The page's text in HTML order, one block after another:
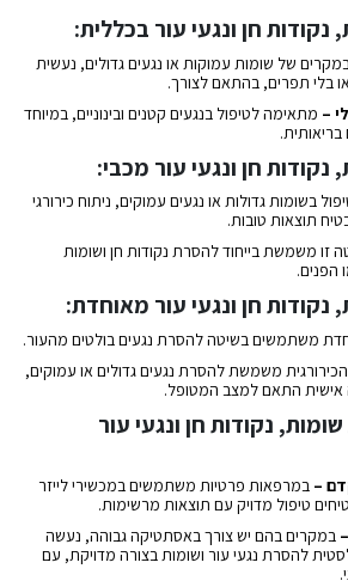
חן ונגעי עור בכללית:
במקרים של שומות עמוקות או נגעים גדולים, נעשית
בלי תפרים, בהתאם לצורך.
– מתאימה לטיפול בנגעים קטנים ובינוניים, במיוחד
חן ונגעי עור מכבי:
בשומות גדולות או נגעים עמוקים, ניתוח כירורגי
תוצאות טובות.
זו משמשת בייחוד להסרת נקודות חן ושומות
הפנים.
חן ונגעי עור מאוחדת:
משתמשים בשיטה להסרת נגעים בולטים מהעור.
משמשת להסרת נגעים גדולים או עמוקים,
התאם למצב המטופל.
נקודות חן ונגעי עור
– במרפאות פרטיות משתמשים במכשירי לייזר
טיפול מדויק עם תוצאות מרשימות.
במקרים בהם יש צורך באסתטיקה גבוהה, נעשה
להסרת נגעי עור ושומות בצורה מדויקת, עם